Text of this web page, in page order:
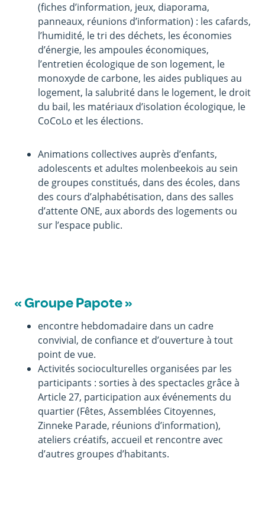
(fiches d’information, jeux, diaporama,
panneaux, réunions d’information) : les cafards,
l’humidité, le tri des déchets, les économies
d’énergie, les ampoules économiques,
l’entretien écologique de son logement, le
monoxyde de carbone, les aides publiques au
logement, la salubrité dans le logement, le droit
du bail, les matériaux d’isolation écologique, le
CoCoLo et les élections.
Animations collectives auprès d’enfants,
adolescents et adultes molenbeekois au sein
de groupes constitués, dans des écoles, dans
des cours d’alphabétisation, dans des salles
d’attente ONE, aux abords des logements ou
sur l’espace public.
« Groupe Papote »
encontre hebdomadaire dans un cadre
convivial, de confiance et d’ouverture à tout
point de vue.
Activités socioculturelles organisées par les
participants : sorties à des spectacles grâce à
Article 27, participation aux événements du
quartier (Fêtes, Assemblées Citoyennes,
Zinneke Parade, réunions d’information),
ateliers créatifs, accueil et rencontre avec
d’autres groupes d’habitants.